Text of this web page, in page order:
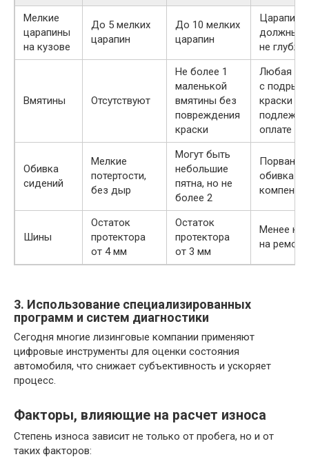
Мелкие
царапины
на кузове
До 5 мелких
царапин
До 10 мелких
царапин
Царапины
должны
не
Вмятины Отсутствуют
Не более 1
маленькой
вмятины без
повреждения
краски
Любая
с
краски
подлежит
оплате
Обивка
сидений
Мелкие
потертости,
без дыр
Могут быть
небольшие
пятна, но не
более 2
обивка
Шины
Остаток
протектора
от 4 мм
Остаток
протектора
от 3 мм
Менее
на ремонт
3. Использование специализированных
программ и систем диагностики
Сегодня многие лизинговые компании применяют
цифровые инструменты для оценки состояния
автомобиля, что снижает субъективность и ускоряет
процесс.
Факторы, влияющие на расчет износа
Степень износа зависит не только от пробега, но и от
таких факторов: